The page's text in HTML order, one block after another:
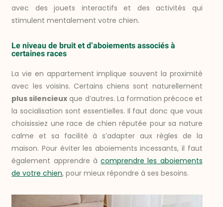
avec des jouets interactifs et des activités qui
stimulent mentalement votre chien.
Le niveau de bruit et d’aboiements associés à
certaines races
La vie en appartement implique souvent la proximité
avec les voisins. Certains chiens sont naturellement
plus silencieux que d’autres. La formation précoce et
la socialisation sont essentielles. Il faut donc que vous
choisissiez une race de chien réputée pour sa nature
calme et sa facilité à s’adapter aux règles de la
maison. Pour éviter les aboiements incessants, il faut
également apprendre àcomprendre les aboiements
de votre chien, pour mieux répondre à ses besoins.